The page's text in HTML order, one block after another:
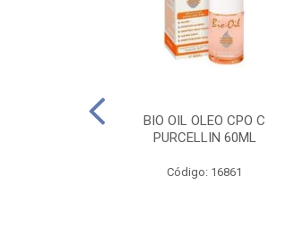
BIO OIL OLEO CPO C
PURCELLIN 60ML
Código: 16861